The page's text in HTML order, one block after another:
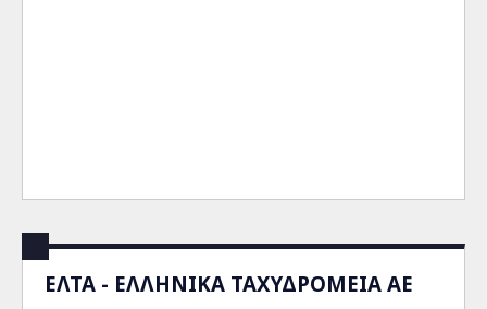
ΕΛΤΑ - ΕΛΛΗΝΙΚΑ ΤΑΧΥΔΡΟΜΕΙΑ ΑΕ